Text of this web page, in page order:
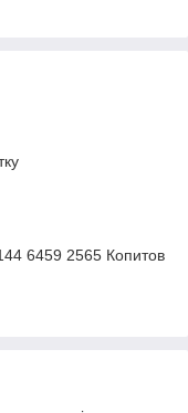
6459 2565 Копитов